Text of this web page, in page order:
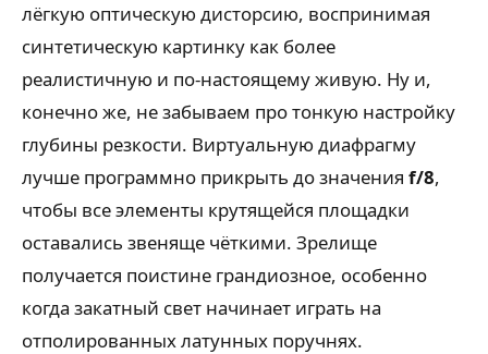
лёгкую оптическую дисторсию, воспринимая
синтетическую картинку как более
реалистичную и по-настоящему живую. Ну и,
конечно же, не забываем про тонкую настройку
глубины резкости. Виртуальную диафрагму
лучше программно прикрыть до значения f/8,
чтобы все элементы крутящейся площадки
оставались звеняще чёткими. Зрелище
получается поистине грандиозное, особенно
когда закатный свет начинает играть на
отполированных латунных поручнях.